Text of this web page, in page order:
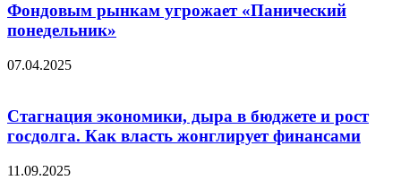
Фондовым рынкам угрожает «Панический
понедельник»
07.04.2025
Стагнация экономики, дыра в бюджете и рост
госдолга. Как власть жонглирует финансами
11.09.2025